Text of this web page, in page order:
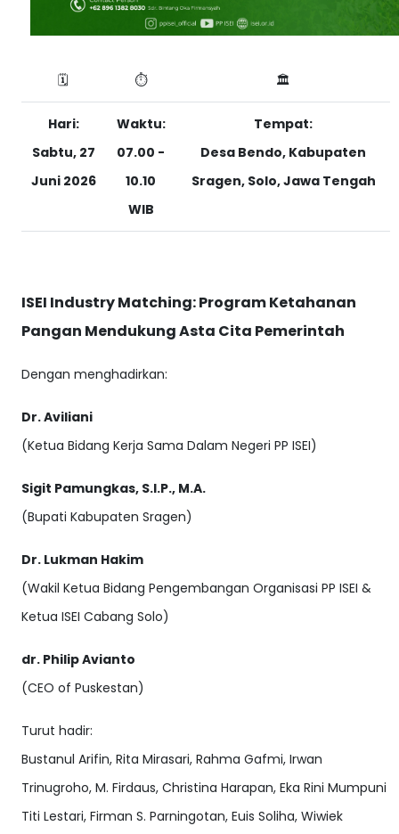
🗓️ ⏱️ 🏛️
Hari:
Sabtu, 27
Juni 2026
Waktu:
07.00 -
10.10
WIB
Tempat:
Desa Bendo, Kabupaten
Sragen, Solo, Jawa Tengah
ISEI Industry Matching: Program Ketahanan
Pangan Mendukung Asta Cita Pemerintah
Dengan menghadirkan:
Dr. Aviliani
(Ketua Bidang Kerja Sama Dalam Negeri PP ISEI)
Sigit Pamungkas, S.I.P., M.A.
(Bupati Kabupaten Sragen)
Dr. Lukman Hakim
(Wakil Ketua Bidang Pengembangan Organisasi PP ISEI &
Ketua ISEI Cabang Solo)
dr. Philip Avianto
(CEO of Puskestan)
Turut hadir:
Bustanul Arifin, Rita Mirasari, Rahma Gafmi, Irwan
Trinugroho, M. Firdaus, Christina Harapan, Eka Rini Mumpuni
Titi Lestari, Firman S. Parningotan, Euis Soliha, Wiwiek